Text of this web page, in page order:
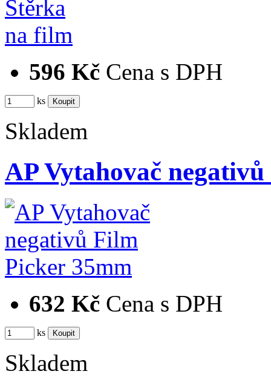
596 Kč Cena s DPH
ks
Skladem
AP Vytahovač
632 Kč Cena s DPH
ks
Skladem